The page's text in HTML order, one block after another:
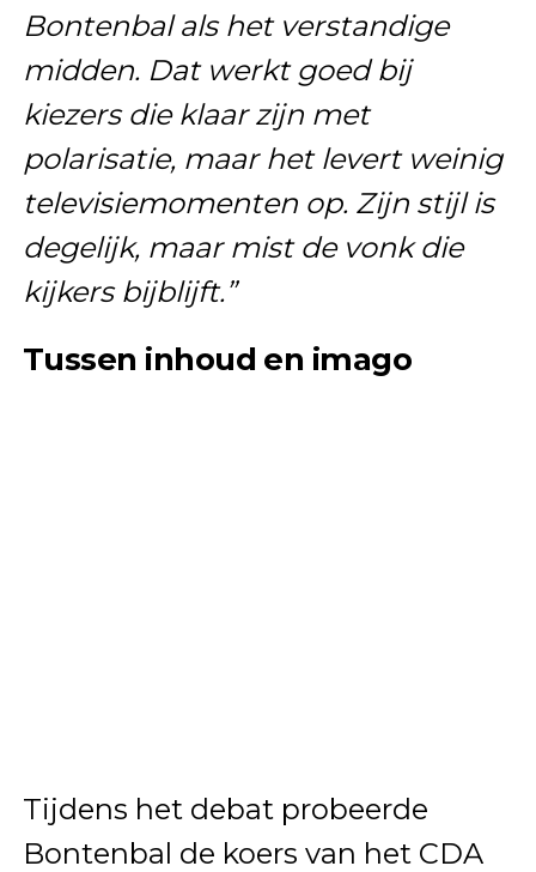
Bontenbal als het verstandige
midden. Dat werkt goed bij
kiezers die klaar zijn met
polarisatie, maar het levert weinig
televisiemomenten op. Zijn stijl is
degelijk, maar mist de vonk die
kijkers bijblijft.”
Tussen inhoud en imago
Tijdens het debat probeerde
Bontenbal de koers van het CDA